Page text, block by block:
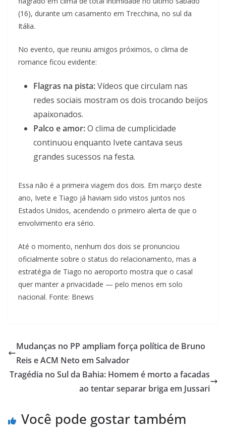
(16), durante um casamento em Trecchina, no sul da
Itália.
No evento, que reuniu amigos próximos, o clima de
romance ficou evidente:
Flagras na pista:Vídeos que circulam nas
redes sociais mostram os dois trocando beijos
apaixonados.
Palco e amor:O clima de cumplicidade
continuou enquanto Ivete cantava seus
grandes sucessos na festa.
Essa não é a primeira viagem dos dois. Em março deste
ano, Ivete e Tiago já haviam sido vistos juntos nos
Estados Unidos, acendendo o primeiro alerta de que o
envolvimento era sério.
Até o momento, nenhum dos dois se pronunciou
oficialmente sobre o status do relacionamento, mas a
estratégia de Tiago no aeroporto mostra que o casal
quer manter a privacidade — pelo menos em solo
nacional. Fonte: Bnews
Mudanças no PP ampliam força política de Bruno
Reis e ACM Neto em Salvador
Tragédia no Sul da Bahia: Homem é morto a facadas
ao tentar separar briga em Jussari
Você pode gostar também